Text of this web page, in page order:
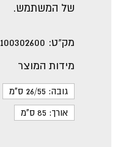
של המשתמש.
מק"ט: 100302600
מידות המוצר
גובה: 26/55 ס"מ
אורך: 85 ס"מ